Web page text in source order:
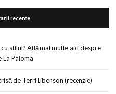
recente
cu stilul? Află mai multe aici despre
La Paloma
de Terri Libenson (recenzie)